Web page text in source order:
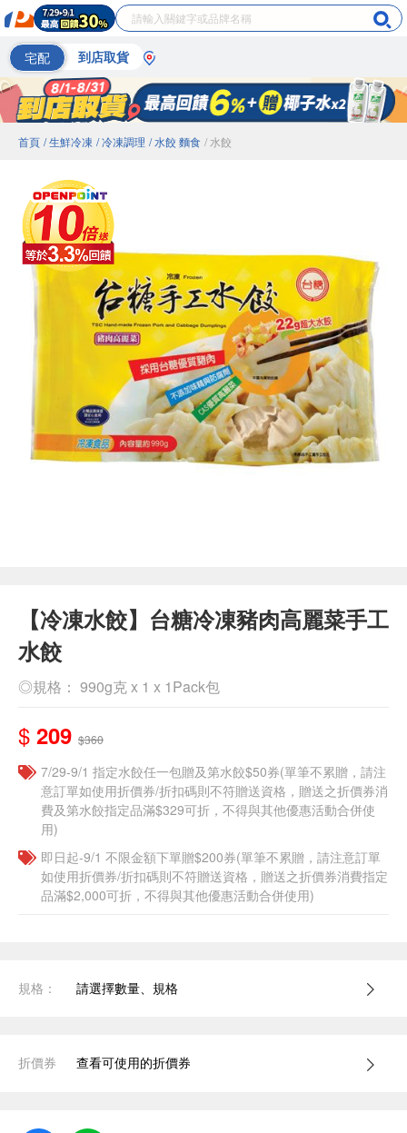
宅配 到店取貨
首頁 / 生鮮冷凍 / 冷凍調理 / 水餃 麵食 / 水餃
【冷凍水餃】台糖冷凍豬肉高麗菜手工
水餃
◎規格： 990g克 x 1 x 1Pack包
$ 209 $360
7/29-9/1 指定水餃任一包贈及第水餃$50券(單筆不累贈，請注
意訂單如使用折價券/折扣碼則不符贈送資格，贈送之折價券消
費及第水餃指定品滿$329可折，不得與其他優惠活動合併使
用)
即日起-9/1 不限金額下單贈$200券(單筆不累贈，請注意訂單
如使用折價券/折扣碼則不符贈送資格，贈送之折價券消費指定
品滿$2,000可折，不得與其他優惠活動合併使用)
規格： 請選擇數量、規格
折價券 查看可使用的折價券